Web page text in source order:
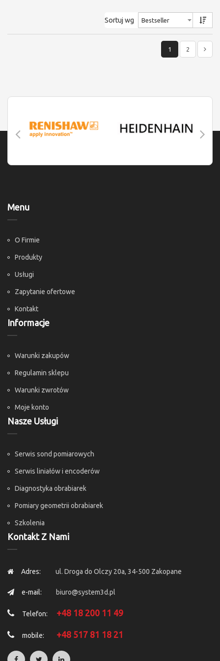
Sortuj wg
1 2
Menu
O Firmie
Produkty
Usługi
Zapytanie ofertowe
Kontakt
Informacje
Warunki zakupów
Regulamin sklepu
Warunki zwrotów
Moje konto
Nasze Usługi
Serwis sond pomiarowych
Serwis liniałów i encoderów
Diagnostyka obrabiarek
Pomiary geometrii obrabiarek
Szkolenia
Kontakt Z Nami
Adres: ul. Droga do Olczy 20a, 34-500 Zakopane
e-mail: biuro@system3d.pl
Telefon: +48 18 200 11 49
mobile: +48 517 81 18 21